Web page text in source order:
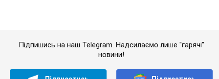
Важливе